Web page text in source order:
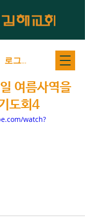
로그인
여름사역을
도회4
watch?